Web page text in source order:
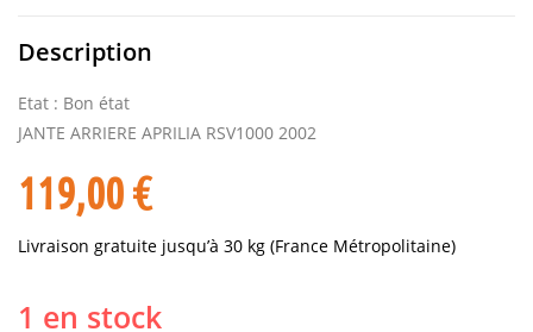
Description
Etat : Bon état
JANTE ARRIERE APRILIA RSV1000 2002
119,00€
Livraison gratuite jusqu’à 30 kg (France Métropolitaine)
1 en stock